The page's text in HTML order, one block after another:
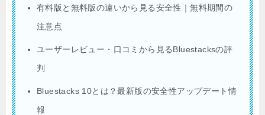
有料版と無料版の違いから見る安全性｜無料期間の
注意点
ユーザーレビュー・口コミから見るBluestacksの評
判
Bluestacks 10とは？最新版の安全性アップデート情
報